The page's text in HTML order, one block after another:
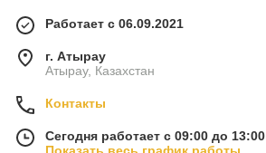
Работает с 06.09.2021
г. Атырау
Атырау, Казахстан
Контакты
Сегодня работает с 09:00 до 13:00